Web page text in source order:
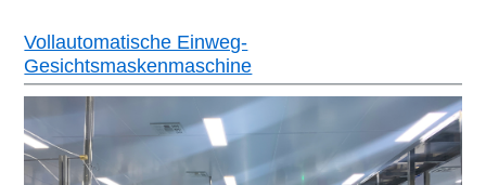
Vollautomatische Einweg-
Gesichtsmaskenmaschine